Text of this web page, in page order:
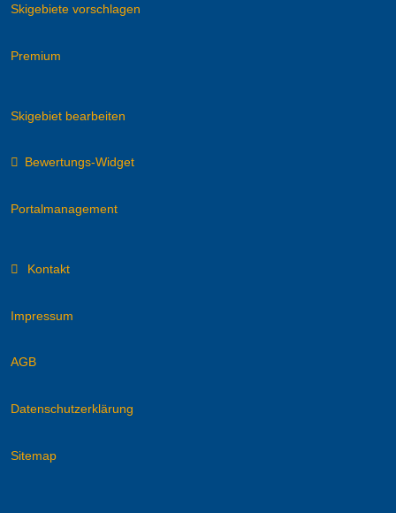
Skigebiete vorschlagen
Premium
Skigebiet bearbeiten
Bewertungs-Widget
Portalmanagement
Kontakt
Impressum
AGB
Datenschutzerklärung
Sitemap